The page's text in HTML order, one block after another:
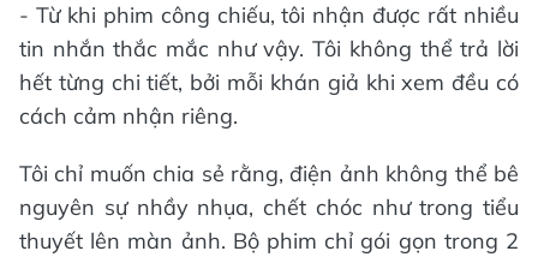
- Từ khi phim công chiếu, tôi nhận được rất nhiều
tin nhắn thắc mắc như vậy. Tôi không thể trả lời
hết từng chi tiết, bởi mỗi khán giả khi xem đều có
cách cảm nhận riêng.
Tôi chỉ muốn chia sẻ rằng, điện ảnh không thể bê
nguyên sự nhầy nhụa, chết chóc như trong tiểu
thuyết lên màn ảnh. Bộ phim chỉ gói gọn trong 2